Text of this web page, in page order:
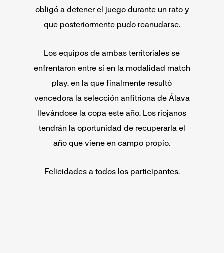
obligó a detener el juego durante un rato y
que posteriormente pudo reanudarse.
Los equipos de ambas territoriales se
enfrentaron entre sí en la modalidad match
play, en la que finalmente resultó
vencedora la selección anfitriona de Álava
llevándose la copa este año. Los riojanos
tendrán la oportunidad de recuperarla el
año que viene en campo propio.
Felicidades a todos los participantes.